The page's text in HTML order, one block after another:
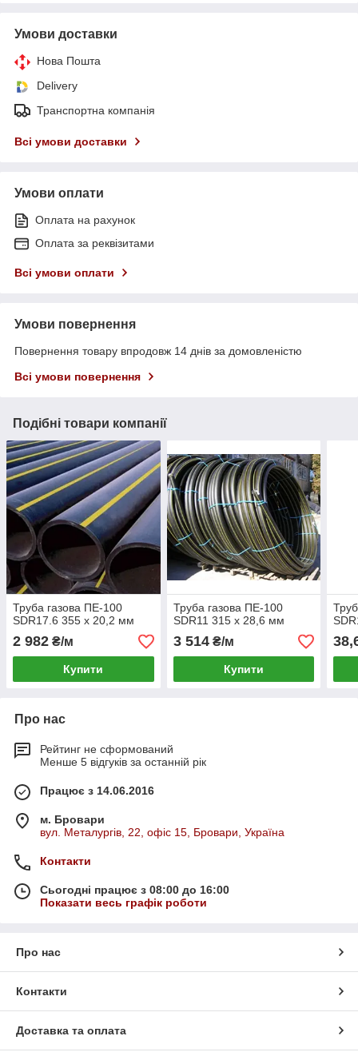
Умови доставки
Нова Пошта
Delivery
Транспортна компанія
Всі умови доставки
Умови оплати
Оплата на рахунок
Оплата за реквізитами
Всі умови оплати
Умови повернення
Повернення товару впродовж 14 днів за домовленістю
Всі умови повернення
Подібні товари компанії
Труба газова ПЕ-100
SDR17.6 355 х 20,2 мм
2 982 ₴/м
Купити
Труба газова ПЕ-100
SDR11 315 х 28,6 мм
3 514₴/м
Купити
Про нас
Рейтинг не сформований
Менше 5 відгуків за останній рік
Працює з 14.06.2016
м. Бровари
вул. Металургів, 22, офіс 15, Бровари, Україна
Контакти
Сьогодні працює з 08:00 до 16:00
Показати весь графік роботи
Про нас
Контакти
Доставка та оплата